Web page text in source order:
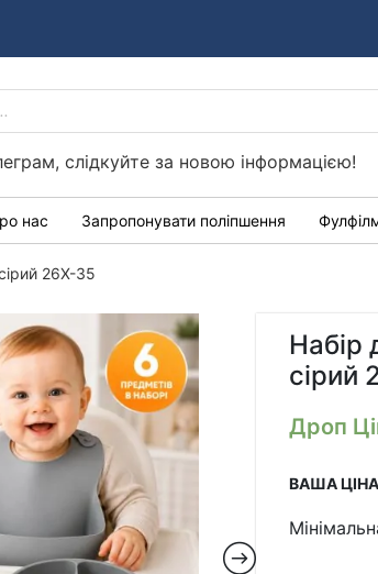
слідкуйте за новою інформацією!
нас Запропонувати поліпшення
26X-35
Набір
сірий
Дроп
ВАША